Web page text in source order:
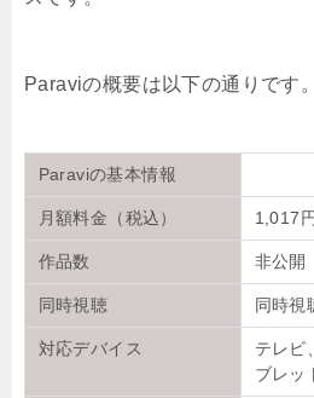
Paraviの概要は以下の通りです。
Paraviの基本情報
月額料金（税込） 1,017円
作品数 非公開
同時視聴 同時視
対応デバイス
テレビ
ブレッ